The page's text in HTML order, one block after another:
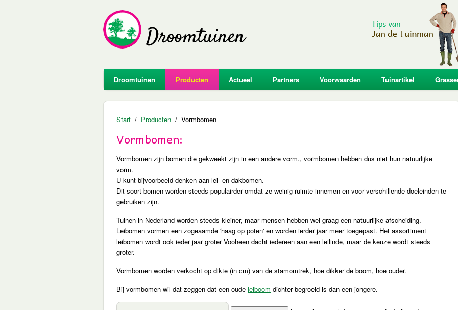
Droomtuinen Producten Actueel Partners Voorwaarden Tuinartikel
Start Producten Vormbomen
Vormbomen:
Vormbomen zijn bomen die gekweekt zijn in een andere vorm., vormbomen hebben dus niet hun natuurlijke
vorm.
U kunt bijvoorbeeld denken aan lei- en dakbomen.
Dit soort bomen worden steeds populairder omdat ze weinig ruimte innemen en voor verschillende doeleinden te
gebruiken zijn.
Tuinen in Nederland worden steeds kleiner, maar mensen hebben wel graag een natuurlijke afscheiding.
Leibomen vormen een zogeaamde 'haag op poten' en worden ierder jaar meer toegepast. Het assortiment
leibomen wordt ook ieder jaar groter Vooheen dacht iedereen aan een leilinde, maar de keuze wordt steeds
groter.
Vormbomen worden verkocht op dikte (in cm) van de stamomtrek, hoe dikker de boom, hoe ouder.
Bij vormbomen wil dat zeggen dat een oude leiboom dichter begroeid is dan een jongere.